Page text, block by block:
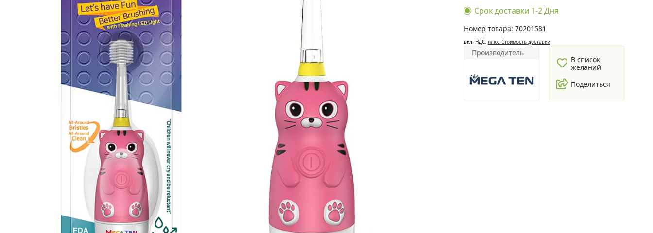
Срок доставки 1-2 Дня
Номер товара: 70201581
вкл. НДС, плюс Cтоимость доставки
Производитель
В список
желаний
Поделиться